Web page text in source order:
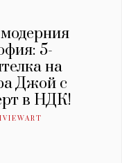
5-
на
Джой с
в НДК!